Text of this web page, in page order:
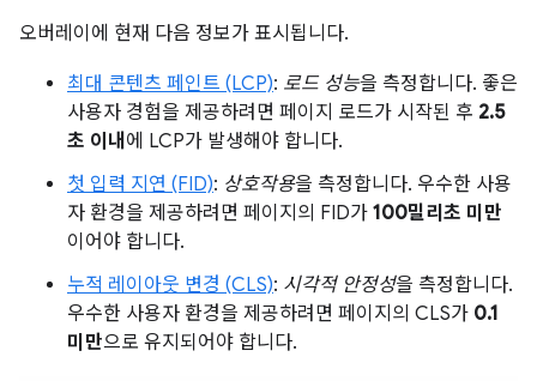
오버레이에 현재 다음 정보가 표시됩니다.
최대 콘텐츠 페인트 (LCP): 로드 성능을 측정합니다. 좋은
사용자 경험을 제공하려면 페이지 로드가 시작된 후 2.5
초 이내 에 LCP가 발생해야 합니다.
첫 입력 지연 (FID): 상호작용을 측정합니다. 우수한 사용
자 환경을 제공하려면 페이지의 FID가 100밀리초 미만
이어야 합니다.
누적 레이아웃 변경 (CLS): 시각적 안정성을 측정합니다.
우수한 사용자 환경을 제공하려면 페이지의 CLS가 0.1
미만으로 유지되어야 합니다.